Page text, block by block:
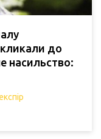
до
насильство: